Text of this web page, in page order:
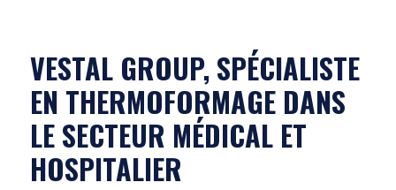
VESTAL GROUP, SPÉCIALISTE
EN THERMOFORMAGE DANS
LE SECTEUR MÉDICAL ET
HOSPITALIER